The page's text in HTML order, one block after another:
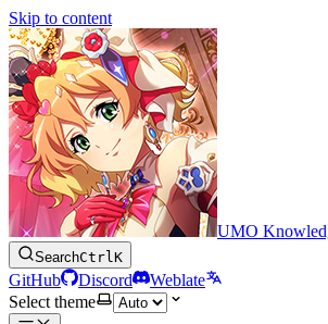
Skip to content
UMO
SearchCtrlK
GitHub Discord
Weblate
Select theme